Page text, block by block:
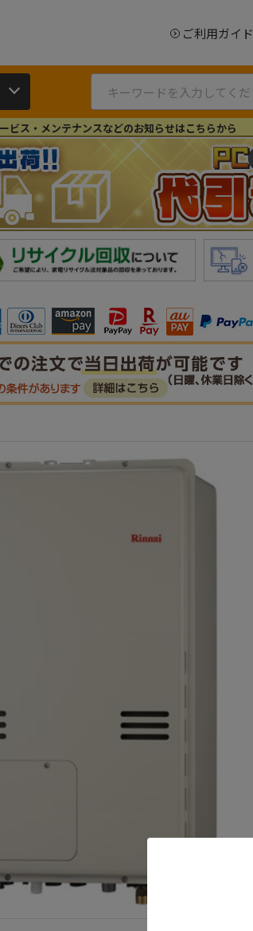
ご利用ガイド
ビス・メンテナンスなどのお知らせはこちらから